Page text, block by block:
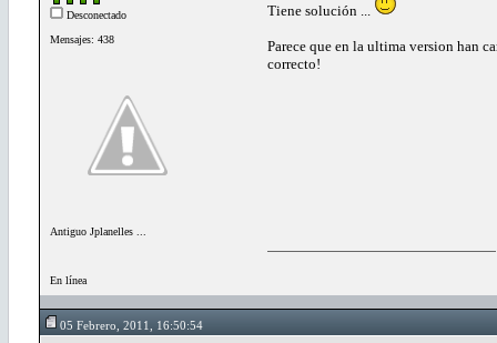
Desconectado
Mensajes: 438
Antiguo Jplanelles ...
En línea
Tiene solución ...
Parece que en la ultima version han
correcto!
05 Febrero, 2011, 16:50:54